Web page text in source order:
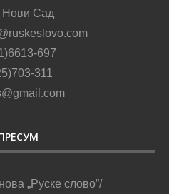
Нови Сад
697
311
„Руске слово”/